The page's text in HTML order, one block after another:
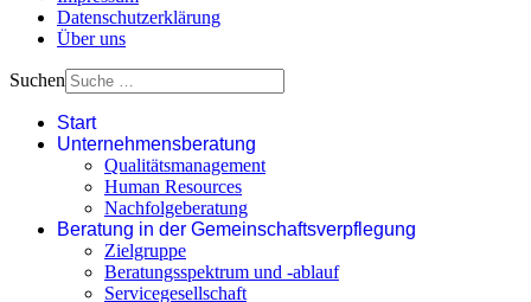
Datenschutz­erklärung
Über uns
Suchen
Start
Unternehmensberatung
Qualitätsmanagement
Human Resources
Nachfolgeberatung
Beratung in der Gemeinschaftsverpflegung
Zielgruppe
Beratungsspektrum und -ablauf
Servicegesellschaft